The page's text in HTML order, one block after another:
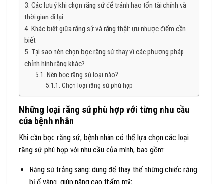
Các lưu ý khi chọn răng sứ để tránh hao tổn tài chính và
thời gian đi lại
Khác biệt giữa răng sứ và răng thật: ưu nhược điểm cần
biết
Tại sao nên chọn bọc răng sứ thay vì các phương pháp
chỉnh hình răng khác?
Nên bọc răng sứ loại nào?
Chọn loại răng sứ phù hợp
Những loại răng sứ phù hợp với từng nhu cầu
của bệnh nhân
Khi cần bọc răng sứ, bệnh nhân có thể lựa chọn các loại
răng sứ phù hợp với nhu cầu của mình, bao gồm:
Răng sứ trắng sáng: dùng để thay thế những chiếc răng
bị ố vàng, giúp nâng cao thẩm mỹ;